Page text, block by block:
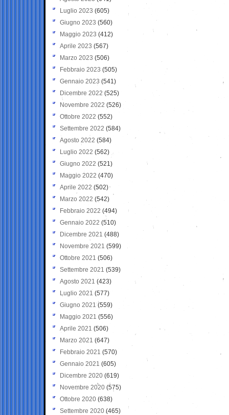
Luglio 2023 (605)
Giugno 2023 (560)
Maggio 2023 (412)
Aprile 2023 (567)
Marzo 2023 (506)
Febbraio 2023 (505)
Gennaio 2023 (541)
Dicembre 2022 (525)
Novembre 2022 (526)
Ottobre 2022 (552)
Settembre 2022 (584)
Agosto 2022 (584)
Luglio 2022 (562)
Giugno 2022 (521)
Maggio 2022 (470)
Aprile 2022 (502)
Marzo 2022 (542)
Febbraio 2022 (494)
Gennaio 2022 (510)
Dicembre 2021 (488)
Novembre 2021 (599)
Ottobre 2021 (506)
Settembre 2021 (539)
Agosto 2021 (423)
Luglio 2021 (577)
Giugno 2021(559)
Maggio 2021 (556)
Aprile 2021 (506)
Marzo 2021 (647)
Febbraio 2021 (570)
Gennaio 2021 (605)
Dicembre 2020 (619)
Novembre 2020 (575)
Ottobre 2020 (638)
Settembre 2020(465)